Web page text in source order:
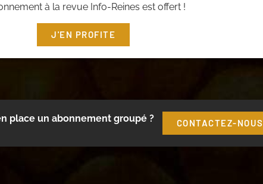
à la revue Info-Reines est offert !
J'EN PROFITE
place un abonnement groupé ? CONTACTEZ-NOUS